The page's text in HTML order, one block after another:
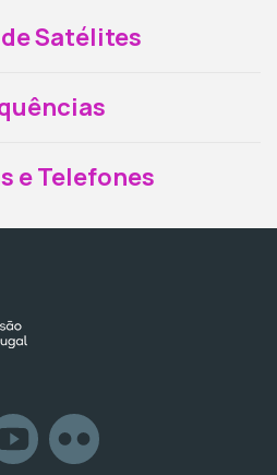
Satélites
e Telefones